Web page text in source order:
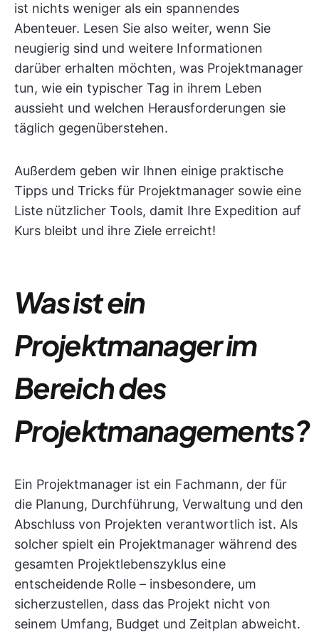
ist nichts weniger als ein spannendes
Abenteuer. Lesen Sie also weiter, wenn Sie
neugierig sind und weitere Informationen
darüber erhalten möchten, was Projektmanager
tun, wie ein typischer Tag in ihrem Leben
aussieht und welchen Herausforderungen sie
täglich gegenüberstehen.
Außerdem geben wir Ihnen einige praktische
Tipps und Tricks für Projektmanager sowie eine
Liste nützlicher Tools, damit Ihre Expedition auf
Kurs bleibt und ihre Ziele erreicht!
Was ist ein
Projektmanager im
Bereich des
Projektmanagements?
Ein Projektmanager ist ein Fachmann, der für
die Planung, Durchführung, Verwaltung und den
Abschluss von Projekten verantwortlich ist. Als
solcher spielt ein Projektmanager während des
gesamten Projektlebenszyklus eine
entscheidende Rolle – insbesondere, um
sicherzustellen, dass das Projekt nicht von
seinem Umfang, Budget und Zeitplan abweicht.